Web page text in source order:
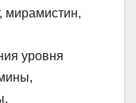
мирамистин,
уровня